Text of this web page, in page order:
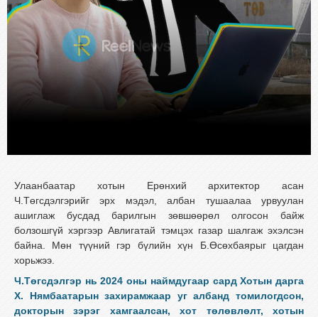
Улаанбаатар хотын Ерөнхий архитектор асан
Ч.Төгсдэлгэрийг эрх мэдэл, албан тушаалаа урвуулан
ашиглаж бусдад барилгын зөвшөөрөл олгосон байж
болзошгүй хэргээр Авлигатай тэмцэх газар шалгаж эхэлсэн
байна. Мөн түүний гэр бүлийн хүн Б.Өсөхбаярыг цагдан
хорьжээ.
Ч.Төгсдэлгэр нь 2024 оны наймдугаар сард Хотын дарга
Х. Нямбаатарын захирамжаар уг албанд томилогдсон,
докторын зэрэг хамгаалсан, хот төлөвлөлт, хотын